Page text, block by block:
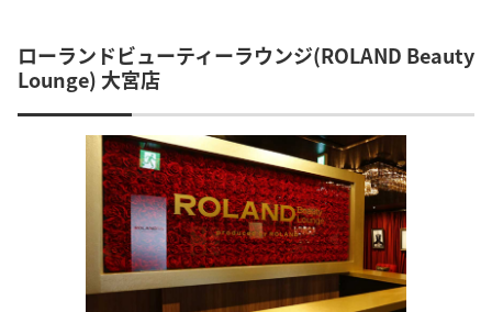
ローランドビューティーラウンジ(ROLAND Beauty
Lounge) 大宮店